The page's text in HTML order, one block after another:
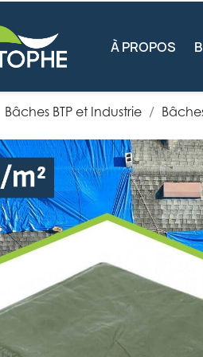
À PROPOS
Bâches BTP et Industrie